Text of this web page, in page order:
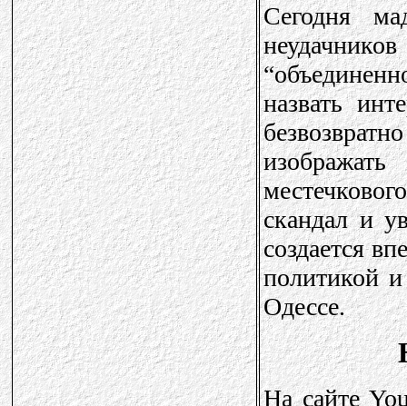
Сегодня
назвать
скандал и
создается
политикой
Одессе.
На сайте